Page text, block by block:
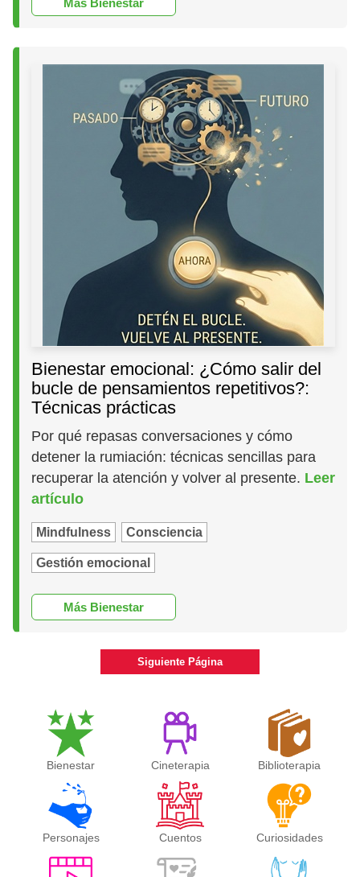
Bienestar emocional: ¿Cómo salir del
bucle de pensamientos repetitivos?:
Técnicas prácticas
Por qué repasas conversaciones y cómo
detener la rumiación: técnicas sencillas para
recuperar la atención y volver al presente. Leer
artículo
Mindfulness Consciencia
Gestión emocional
Más Bienestar
Siguiente Página
Bienestar Cineterapia Biblioterapia
Personajes Cuentos Curiosidades